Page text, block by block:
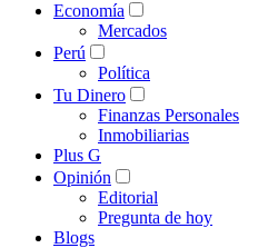
Economía
Mercados
Perú
Política
Tu Dinero
Finanzas Personales
Inmobiliarias
Plus G
Opinión
Editorial
Pregunta de hoy
Blogs